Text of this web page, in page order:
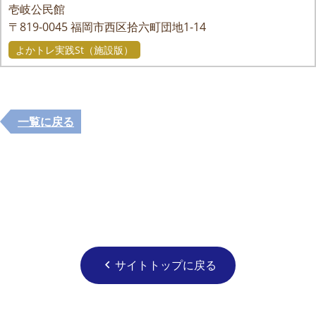
壱岐公民館
〒819-0045福岡市西区拾六町団地1-14
よかトレ実践St（施設版）
一覧に戻る
chevron_left サイトトップに戻る